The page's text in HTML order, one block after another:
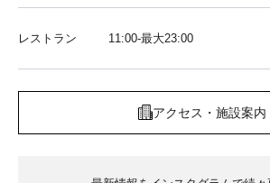
レストラン 11:00-最大23:00
アクセス・施設案内